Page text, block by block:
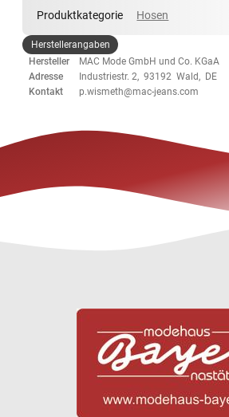
Produktkategorie Hosen
Herstellerangaben
Hersteller
MAC Mode GmbH und Co. KGaA
Adresse
Industriestr. 2, 93192 Wald, DE
Kontakt
p.wismeth@mac-jeans.com